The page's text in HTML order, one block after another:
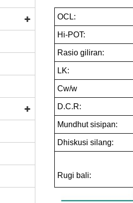
OCL:
Hi-POT:
Rasio giliran:
LK:
Cw/w
D.C.R:
Mundhut sisipan:
Dhiskusi silang:
Rugi bali: